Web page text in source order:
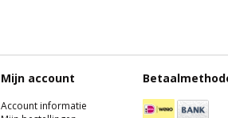
Mijn account
Account informatie